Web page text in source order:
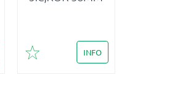
Lägg till i favoriter
INFO